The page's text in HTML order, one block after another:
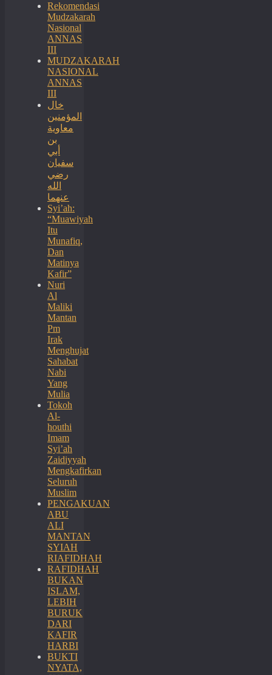
Rekomendasi
Mudzakarah
Nasional
ANNAS
III
MUDZAKARAH
NASIONAL
ANNAS
III
خال
المؤمنين
معاوية
بن
أبي
سفيان
رضي
الله
عنهما
Syi’ah:
“Muawiyah
Itu
Munafiq,
Dan
Matinya
Kafir”
Nuri
Al
Maliki
Mantan
Pm
Irak
Menghujat
Sahabat
Nabi
Yang
Mulia
Tokoh
Al-
houthi
Imam
Syi’ah
Zaidiyyah
Mengkafirkan
Seluruh
Muslim
PENGAKUAN
ABU
ALI
MANTAN
SYIAH
RIAFIDHAH
RAFIDHAH
BUKAN
ISLAM,
LEBIH
BURUK
DARI
KAFIR
HARBI
BUKTI
NYATA,